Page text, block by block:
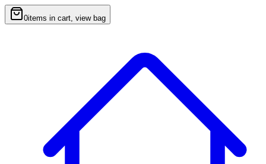
0items in cart, view bag